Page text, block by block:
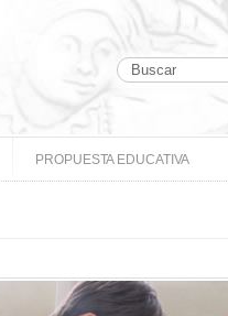
PROPUESTA EDUCATIVA